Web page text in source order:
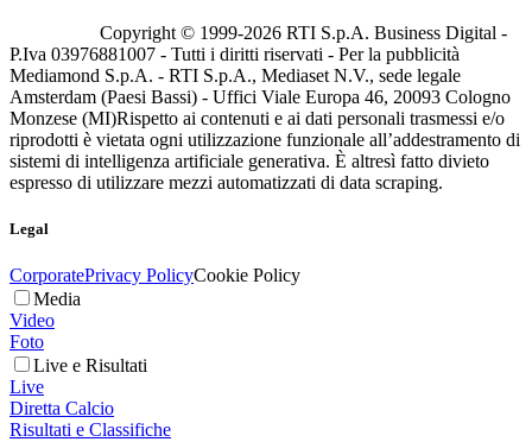
Copyright © 1999-2026 RTI S.p.A. Business Digital -
P.Iva 03976881007 - Tutti i diritti riservati - Per la pubblicità
Mediamond S.p.A. - RTI S.p.A., Mediaset N.V., sede legale
Amsterdam (Paesi Bassi) - Uffici Viale Europa 46, 20093 Cologno
Monzese (MI)Rispetto ai contenuti e ai dati personali trasmessi e/o
riprodotti è vietata ogni utilizzazione funzionale all’addestramento di
sistemi di intelligenza artificiale generativa. È altresì fatto divieto
espresso di utilizzare mezzi automatizzati di data scraping.
Legal
CorporatePrivacy PolicyCookie Policy
Media
Video
Foto
Live e Risultati
Live
Diretta Calcio
Risultati e Classifiche